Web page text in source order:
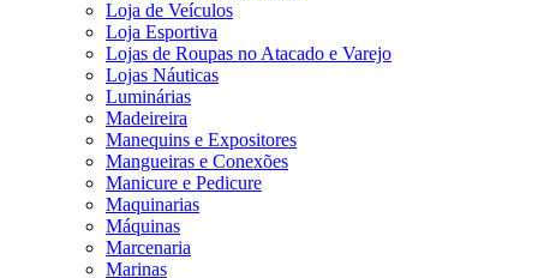
Loja de Veículos
Loja Esportiva
Lojas de Roupas no Atacado e Varejo
Lojas Náuticas
Luminárias
Madeireira
Manequins e Expositores
Mangueiras e Conexões
Manicure e Pedicure
Maquinarias
Máquinas
Marcenaria
Marinas